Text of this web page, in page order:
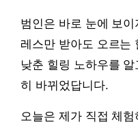
범인은 바로 눈에 보이
레스만 받아도 오르는
낮춘 힐링 노하우를
히 바뀌었답니다.
오늘은 제가 직접 체